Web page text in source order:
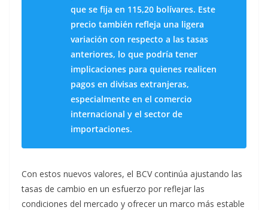
que se fija en 115,20 bolívares. Este
precio también refleja una ligera
variación con respecto a las tasas
anteriores, lo que podría tener
implicaciones para quienes realicen
pagos en divisas extranjeras,
especialmente en el comercio
internacional y el sector de
importaciones.
Con estos nuevos valores, el BCV continúa ajustando las
tasas de cambio en un esfuerzo por reflejar las
condiciones del mercado y ofrecer un marco más estable